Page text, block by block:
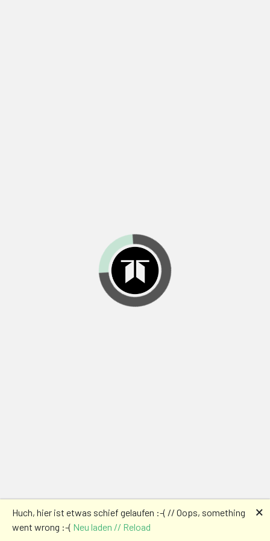
Huch, hier ist etwas schief gelaufen :-( // Oops, something
went wrong :-( Neu laden // Reload
🗙